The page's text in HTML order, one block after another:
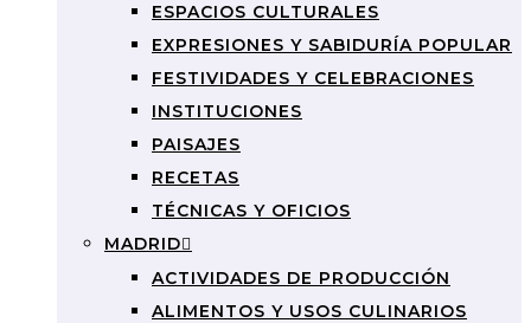
ESPACIOS CULTURALES
EXPRESIONES Y SABIDURÍA POPULAR
FESTIVIDADES Y CELEBRACIONES
INSTITUCIONES
PAISAJES
RECETAS
TÉCNICAS Y OFICIOS
MADRID
ACTIVIDADES DE PRODUCCIÓN
ALIMENTOS Y USOS CULINARIOS